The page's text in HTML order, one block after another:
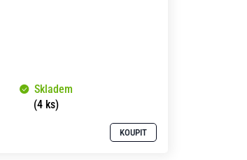
Skladem
(4 ks)
KOUPIT